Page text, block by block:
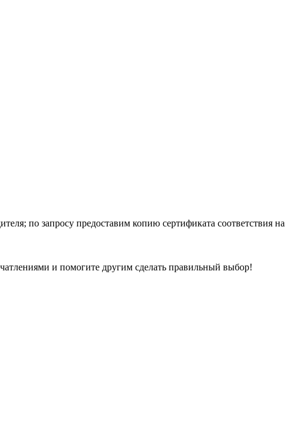
по запросу предоставим копию сертификата соответствия на
и помогите другим сделать правильный выбор!